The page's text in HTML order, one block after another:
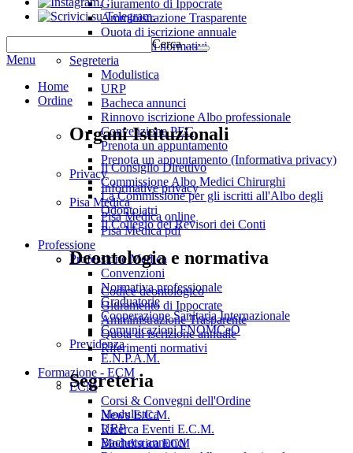
.
Cerca …
Menu
Home
Ordine
Organi Istituzionali
Il Consiglio Direttivo
Commissione Albo Medici Chirurghi
La Commissione per gli iscritti all'Albo degli
Odontoiatri
Il Collegio dei Revisori dei Conti
Deontologia e normativa
Codice deontologico
Giuramento di Ippocrate
Amministrazione Trasparente
Quota di iscrizione annuale
Riferimenti normativi
Segreteria
Modulistica
URP
Bacheca annunci
Giuramento di Ippocrate
Amministrazione Trasparente
Quota di iscrizione annuale
Riferimenti normativi
Segreteria
Modulistica
URP
Bacheca annunci
Rinnovo iscrizione Albo professionale
Convenzione PEC
Prenota un appuntamento
Prenota un appuntamento (Informativa privacy)
Privacy
Informative privacy
Pisa Medica
Pisa Medica online
Pisa Medica pdf
Professione
Professione Medica
Convenzioni
Normativa professionale
Graduatorie
Cooperazione Sanitaria Internazionale
Comunicazioni FNOMCeO
Previdenza
E.N.P.A.M.
Formazione - ECM
ECM
Corsi & Convegni dell'Ordine
News E.C.M.
Ricerca Eventi E.C.M.
Modulistica ECM